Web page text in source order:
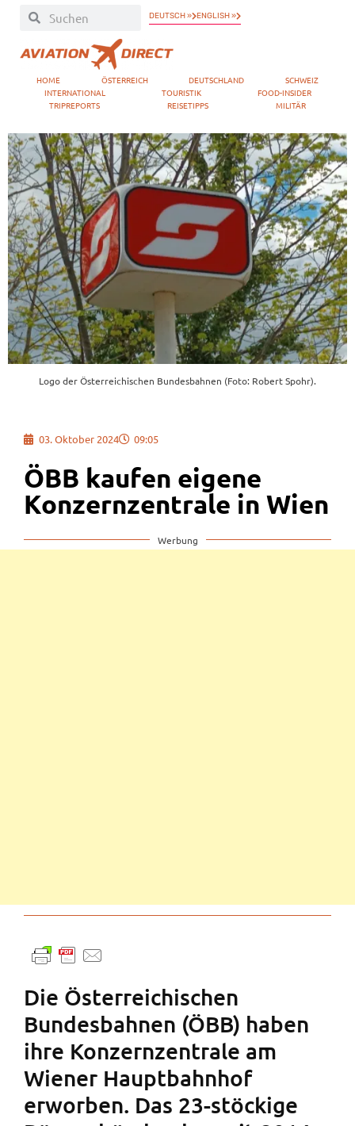
DEUTSCH » ENGLISH »
HOME ÖSTERREICH DEUTSCHLAND
SCHWEIZ
INTERNATIONAL
TOURISTIK
FOOD-INSIDER
TRIPREPORTS
REISETIPPS MILITÄR
Logo der Österreichischen Bundesbahnen (Foto: Robert Spohr).
03. Oktober 2024 09:05
ÖBB kaufen eigene
Konzernzentrale in Wien
Werbung
Die Österreichischen
Bundesbahnen (ÖBB) haben
ihre Konzernzentrale am
Wiener Hauptbahnhof
erworben. Das 23-stöckige